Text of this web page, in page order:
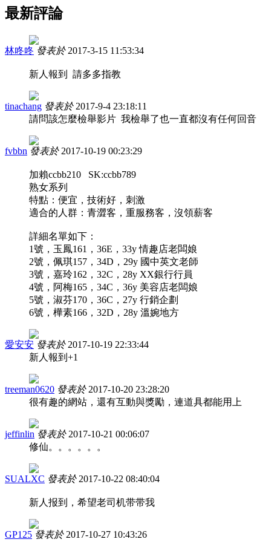
最新評論
林咚咚 發表於 2017-3-15 11:53:34
新人報到 請多多指教
tinachang 發表於 2017-9-4 23:18:11
請問該怎麼檢舉影片 我檢舉了也一直都沒有任何回音
fvbbn 發表於 2017-10-19 00:23:29
加賴ccbb210 SK:ccbb789
熟女系列
特點：便宜，技術好，刺激
適合的人群：青澀客，重服務客，沒領薪客
詳細名單如下：
1號，玉鳳161，36E，33y 情趣店老闆娘
2號，佩琪157，34D，29y 國中英文老師
3號，嘉玲162，32C，28y XX銀行行員
4號，阿梅165，34C，36y 美容店老闆娘
5號，淑芬170，36C，27y 行銷企劃
6號，樺素166，32D，28y 溫婉地方
愛安安 發表於 2017-10-19 22:33:44
新人報到+1
treeman0620 發表於 2017-10-20 23:28:20
很有趣的網站，還有互動與獎勵，連道具都能用上
jeffinlin 發表於 2017-10-21 00:06:07
修仙。。。。。。
SUALXC 發表於 2017-10-22 08:40:04
新人报到，希望老司机带带我
GP125 發表於 2017-10-27 10:43:26